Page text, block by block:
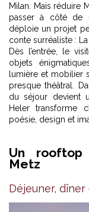
Milan. Mais réduire
passer à côté de
déploie un projet
conte surréaliste :
Dès l’entrée, le
objets
lumière et mobilier
presque théâtral.
du séjour devient
Heler transforme
poésie, design et
Un rooftop
Metz
Déjeuner,